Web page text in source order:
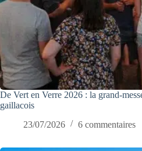
De Vert en Verre 2026 : la grand-
gaillacois
23/07/2026
6 commentaires